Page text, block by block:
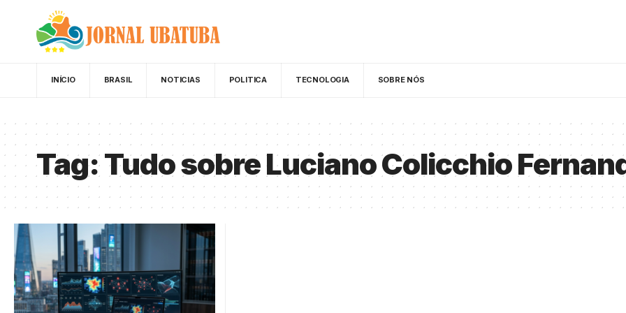
INÍCIO BRASIL NOTICIAS POLITICA TECNOLOGIA SOBRE NÓS
Tag:Tudo sobre Luciano Colicchio